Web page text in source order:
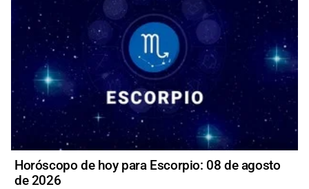
Horóscopo de hoy para Escorpio: 08 de agosto
de 2026